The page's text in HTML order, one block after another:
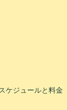
スケジュールと料金